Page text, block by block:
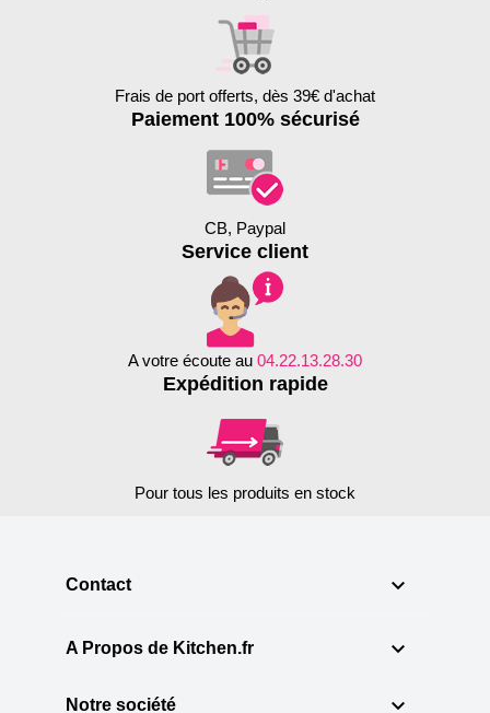
Frais de port offerts, dès 39€ d'achat
Paiement 100% sécurisé
CB, Paypal
Service client
A votre écoute au 04.22.13.28.30
Expédition rapide
Pour tous les produits en stock
Contact 
A Propos de Kitchen.fr 
Notre société 